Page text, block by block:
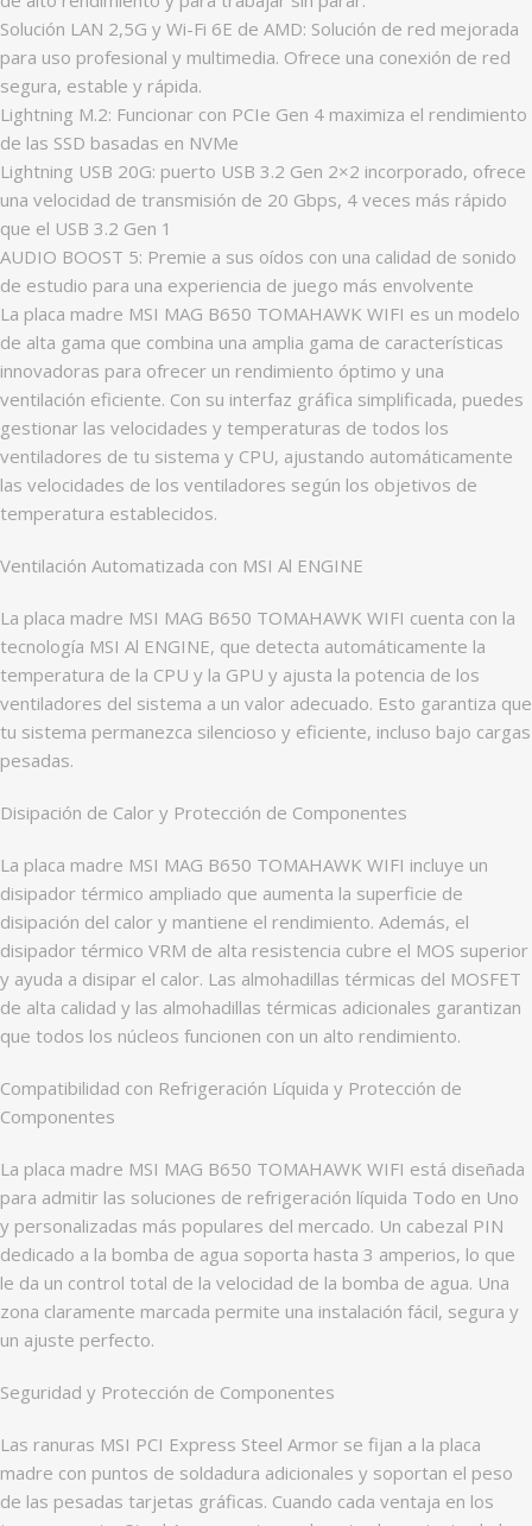
Solución LAN 2,5G y Wi-Fi 6E de AMD: Solución de red mejorada
para uso profesional y multimedia. Ofrece una conexión de red
segura, estable y rápida.
Lightning M.2: Funcionar con PCIe Gen 4 maximiza el rendimiento
de las SSD basadas en NVMe
Lightning USB 20G: puerto USB 3.2 Gen 2×2 incorporado, ofrece
una velocidad de transmisión de 20 Gbps, 4 veces más rápido
que el USB 3.2 Gen 1
AUDIO BOOST 5: Premie a sus oídos con una calidad de sonido
de estudio para una experiencia de juego más envolvente
La placa madre MSI MAG B650 TOMAHAWK WIFI es un modelo
de alta gama que combina una amplia gama de características
innovadoras para ofrecer un rendimiento óptimo y una
ventilación eficiente. Con su interfaz gráfica simplificada, puedes
gestionar las velocidades y temperaturas de todos los
ventiladores de tu sistema y CPU, ajustando automáticamente
las velocidades de los ventiladores según los objetivos de
temperatura establecidos.
Ventilación Automatizada con MSI Al ENGINE
La placa madre MSI MAG B650 TOMAHAWK WIFI cuenta con la
tecnología MSI Al ENGINE, que detecta automáticamente la
temperatura de la CPU y la GPU y ajusta la potencia de los
ventiladores del sistema a un valor adecuado. Esto garantiza que
tu sistema permanezca silencioso y eficiente, incluso bajo cargas
pesadas.
Disipación de Calor y Protección de Componentes
La placa madre MSI MAG B650 TOMAHAWK WIFI incluye un
disipador térmico ampliado que aumenta la superficie de
disipación del calor y mantiene el rendimiento. Además, el
disipador térmico VRM de alta resistencia cubre el MOS superior
y ayuda a disipar el calor. Las almohadillas térmicas del MOSFET
de alta calidad y las almohadillas térmicas adicionales garantizan
que todos los núcleos funcionen con un alto rendimiento.
Compatibilidad con Refrigeración Líquida y Protección de
Componentes
La placa madre MSI MAG B650 TOMAHAWK WIFI está diseñada
para admitir las soluciones de refrigeración líquida Todo en Uno
y personalizadas más populares del mercado. Un cabezal PIN
dedicado a la bomba de agua soporta hasta 3 amperios, lo que
le da un control total de la velocidad de la bomba de agua. Una
zona claramente marcada permite una instalación fácil, segura y
un ajuste perfecto.
Seguridad y Protección de Componentes
Las ranuras MSI PCI Express Steel Armor se fijan a la placa
madre con puntos de soldadura adicionales y soportan el peso
de las pesadas tarjetas gráficas. Cuando cada ventaja en los